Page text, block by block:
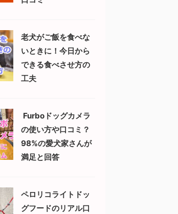
老犬がご飯を食べな
いときに！今日から
できる食べさせ方の
工夫
Furboドッグカメラ
の使い方や口コミ？
98%の愛犬家さんが
満足と回答
ペロリコライトドッ
グフードのリアル口